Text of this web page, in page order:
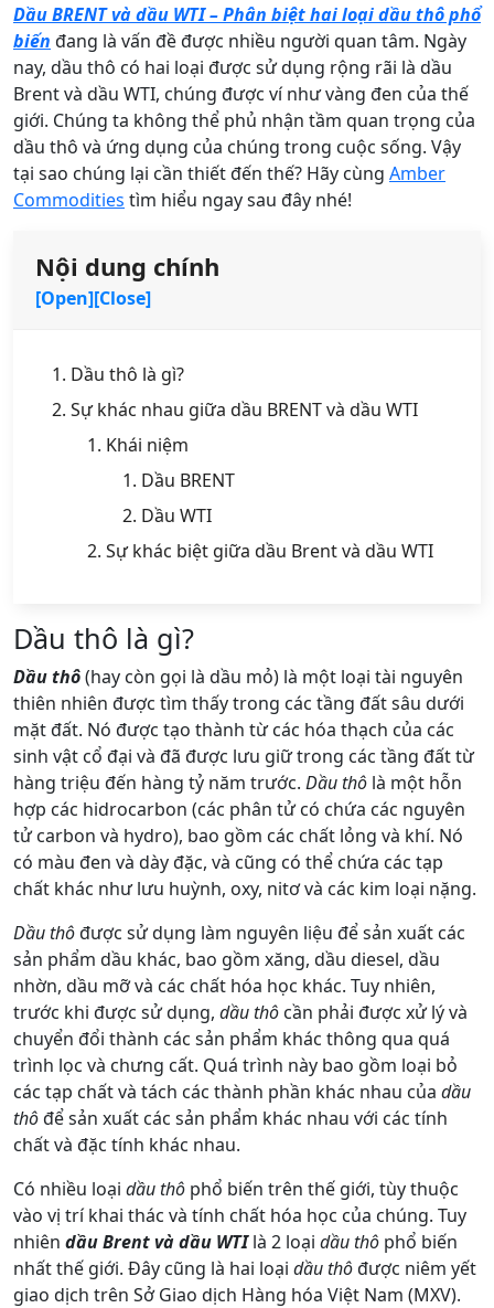
Dầu BRENT và dầu WTI – Phân biệt hai loại dầu thô phổ
biến đang là vấn đề được nhiều người quan tâm. Ngày
nay, dầu thô có hai loại được sử dụng rộng rãi là dầu
Brent và dầu WTI, chúng được ví như vàng đen của thế
giới. Chúng ta không thể phủ nhận tầm quan trọng của
dầu thô và ứng dụng của chúng trong cuộc sống. Vậy
tại sao chúng lại cần thiết đến thế? Hãy cùng Amber
Commodities tìm hiểu ngay sau đây nhé!
Nội dung chính
[Open][Close]
Dầu thô là gì?
Sự khác nhau giữa dầu BRENT và dầu WTI
Khái niệm
Dầu BRENT
Dầu WTI
Sự khác biệt giữa dầu Brent và dầu WTI
Dầu thô là gì?
Dầu thô(hay còn gọi là dầu mỏ) là một loại tài nguyên
thiên nhiên được tìm thấy trong các tầng đất sâu dưới
mặt đất. Nó được tạo thành từ các hóa thạch của các
sinh vật cổ đại và đã được lưu giữ trong các tầng đất từ
hàng triệu đến hàng tỷ năm trước. Dầu thô là một hỗn
hợp các hidrocarbon (các phân tử có chứa các nguyên
tử carbon và hydro), bao gồm các chất lỏng và khí. Nó
có màu đen và dày đặc, và cũng có thể chứa các tạp
chất khác như lưu huỳnh, oxy, nitơ và các kim loại nặng.
Dầu thôđược sử dụng làm nguyên liệu để sản xuất các
sản phẩm dầu khác, bao gồm xăng, dầu diesel, dầu
nhờn, dầu mỡ và các chất hóa học khác. Tuy nhiên,
trước khi được sử dụng, dầu thô cần phải được xử lý và
chuyển đổi thành các sản phẩm khác thông qua quá
trình lọc và chưng cất. Quá trình này bao gồm loại bỏ
các tạp chất và tách các thành phần khác nhau của dầu
thôđể sản xuất các sản phẩm khác nhau với các tính
chất và đặc tính khác nhau.
Có nhiều loại dầu thô phổ biến trên thế giới, tùy thuộc
vào vị trí khai thác và tính chất hóa học của chúng. Tuy
nhiên dầu Brent và dầu WTIlà 2 loại dầu thô phổ biến
nhất thế giới. Đây cũng là hai loại dầu thôđược niêm yết
giao dịch trên Sở Giao dịch Hàng hóa Việt Nam (MXV).